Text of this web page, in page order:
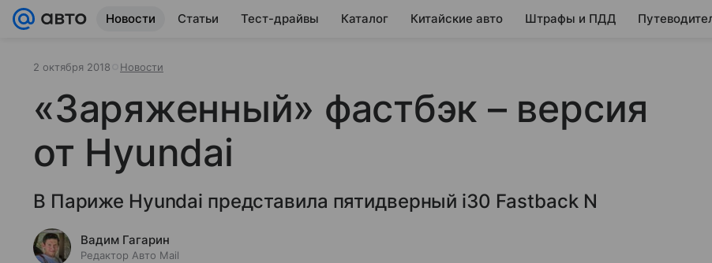
Новости Статьи Тест-драйвы Каталог Китайские авто Штрафы и ПДД
2 октября 2018 Новости
«Заряженный» фастбэк – версия
от Hyundai
В Париже Hyundai представила пятидверный i30 Fastback N
Вадим Гагарин
Редактор Авто Mail